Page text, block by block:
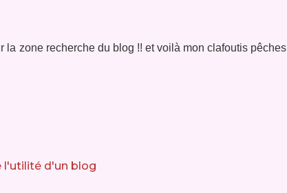
la zone recherche du blog !! et voilà mon clafoutis pêches